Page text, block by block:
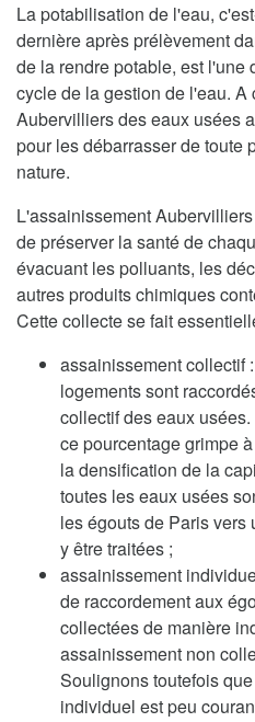
La potabilisation de l'eau,
dernière après prélèvement
de la rendre potable, est l'une
cycle de la gestion de l'eau.
Aubervilliers des eaux usées
pour les débarrasser de toute
nature.
L'assainissement
de préserver la santé de
évacuant les polluants, les
autres produits chimiques
Cette collecte se fait
assainissement collectif
logements sont
collectif des eaux
ce pourcentage grimpe
la densification de la
toutes les eaux usées
les égouts de Paris
y être traitées ;
assainissement
de raccordement aux
collectées de manière
assainissement non
Soulignons toutefois
individuel est peu